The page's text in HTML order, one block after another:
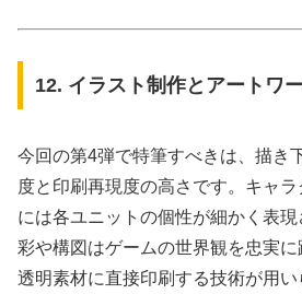
12. イラスト制作とアートワ
今回の第4弾で特筆すべきは、描き
度と印刷再現度の高さです。キャ
には各ユニットの個性が細かく表
彩や構図はゲームの世界観を忠実に
透明素材に直接印刷する技術が用